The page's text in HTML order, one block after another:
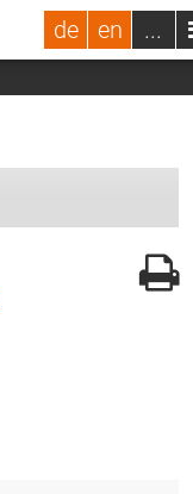
de en ...